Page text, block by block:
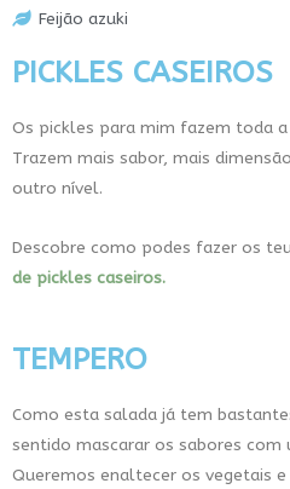
Feijão azuki
PICKLES CASEIROS
Os pickles para mim fazem toda
Trazem mais sabor, mais
outro nível.
Descobre como podes fazer os
de pickles caseiros.
TEMPERO
Como esta salada já tem
sentido mascarar os sabores
Queremos enaltecer os vegetais